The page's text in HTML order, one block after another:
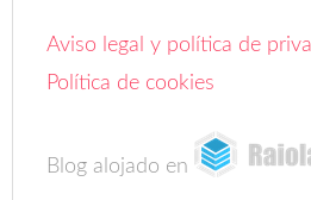
Aviso legal y política de
Política de cookies
Blog alojado en